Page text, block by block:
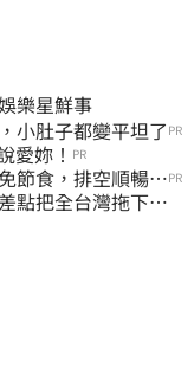
樂星鮮事
小肚子都變平坦了 PR
愛妳！ PR
節食，排空順暢就PR
點把全台灣拖下水